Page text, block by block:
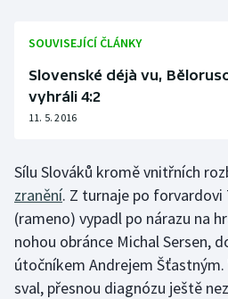
SOUVISEJÍCÍ ČLÁNKY
Slovenské déjà vu,
vyhráli 4:2
11. 5. 2016
Sílu Slováků kromě vnitřních
zranění. Z turnaje po forvardovi
(rameno) vypadl po nárazu na
nohou obránce Michal Sersen,
útočníkem Andrejem
sval, přesnou diagnózu ještě